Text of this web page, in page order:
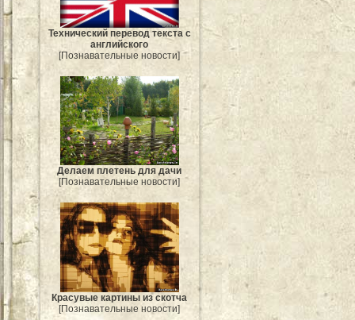
Технический перевод текста с
английского
[Познавательные новости]
Делаем плетень для дачи
[Познавательные новости]
Красувые картины из скотча
[Познавательные новости]